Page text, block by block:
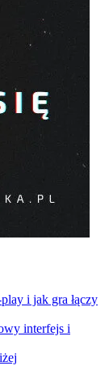
i jak gra łączy
interfejs i